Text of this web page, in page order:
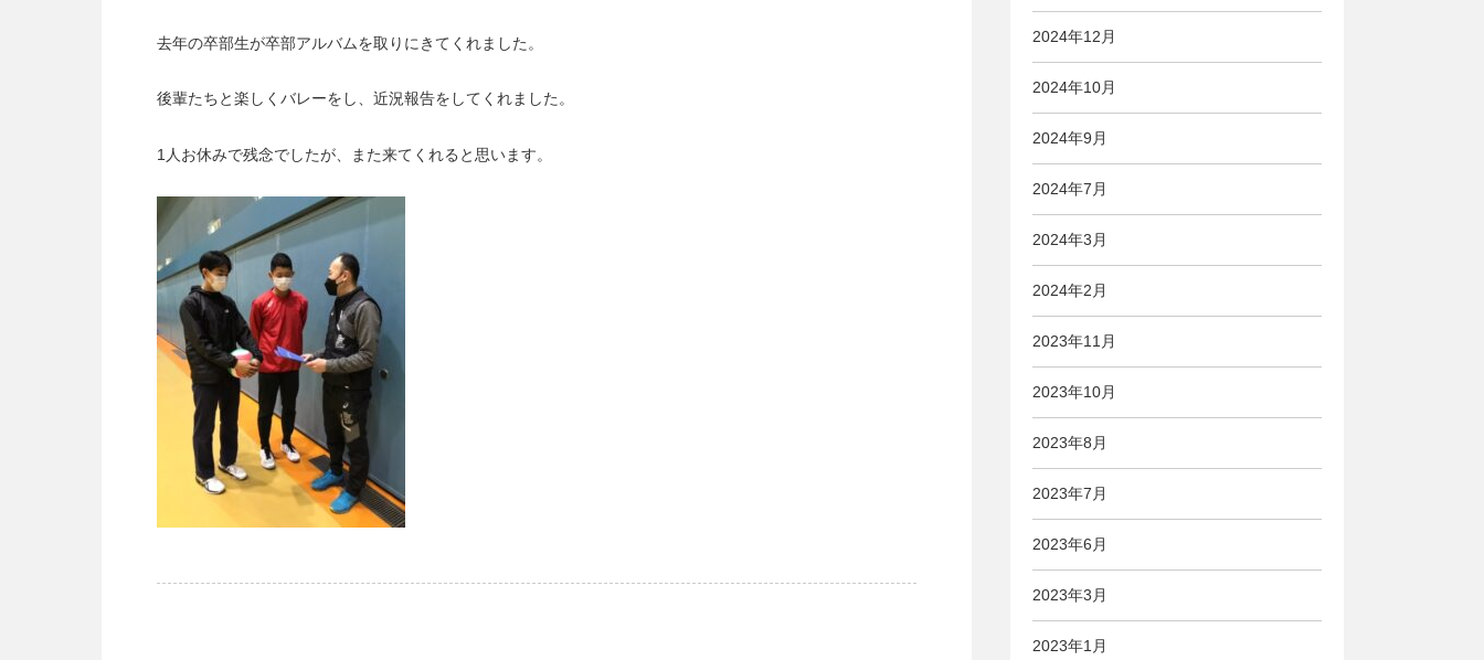
去年の卒部生が卒部アルバムを取りにきてくれました。
後輩たちと楽しくバレーをし、近況報告をしてくれました。
1人お休みで残念でしたが、また来てくれると思います。
2024年12月
2024年10月
2024年9月
2024年7月
2024年3月
2024年2月
2023年11月
2023年10月
2023年8月
2023年7月
2023年6月
2023年3月
2023年1月